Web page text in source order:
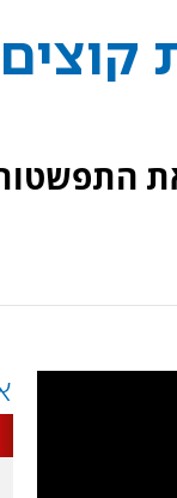
קוצים
את